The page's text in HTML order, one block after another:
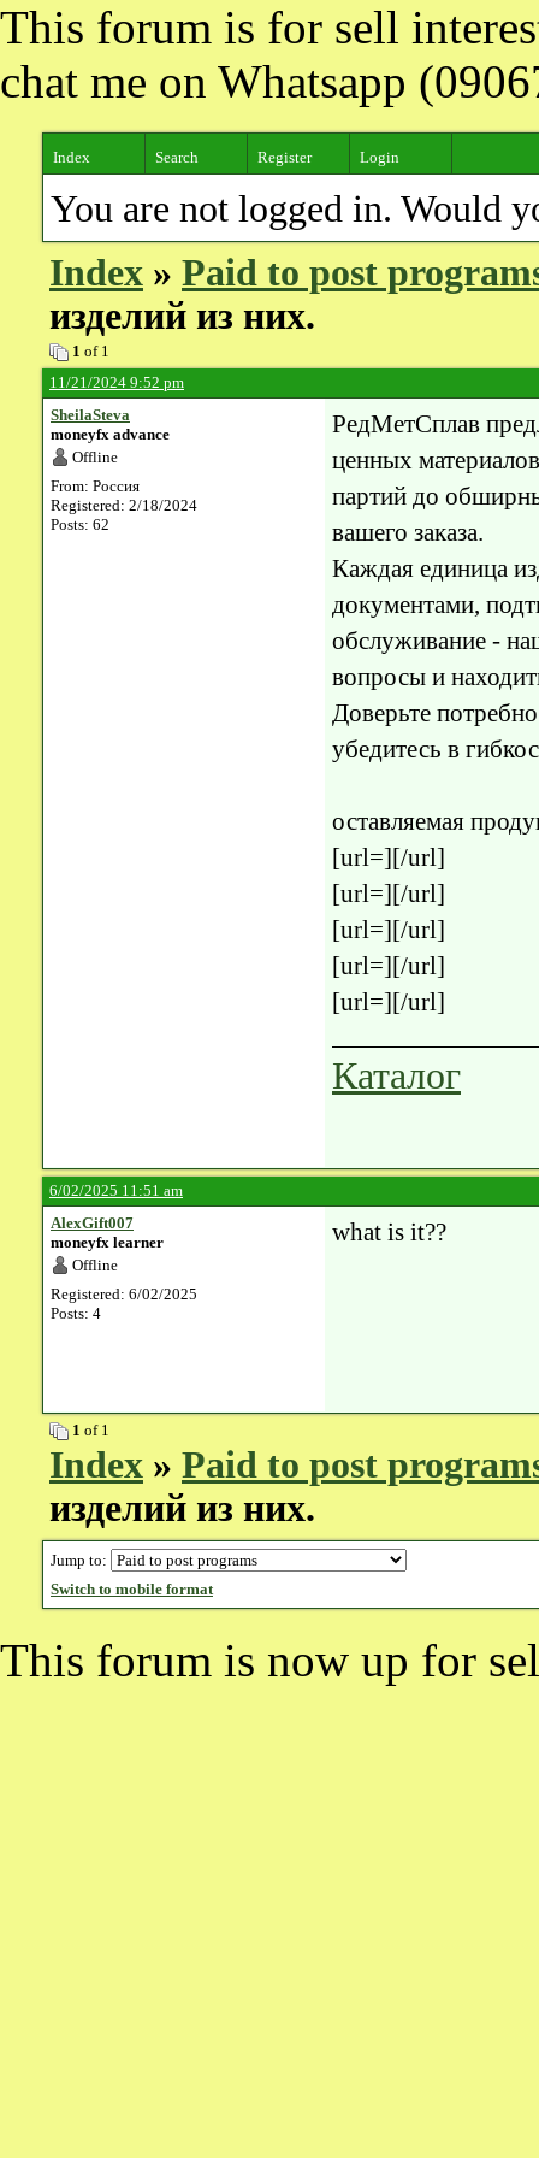
This forum is for sell
chat me on Whatsapp
Index Search Register Login
You are not logged in. Would
Index » Paid to post
изделий из них.
1 of 1
11/21/2024 9:52 pm
SheilaSteva
moneyfx advance
Offline
From: Россия
Registered: 2/18/2024
Posts: 62
РедМетСплав
ценных
партий до
вашего заказа.
Каждая единица
документами,
обслуживание -
вопросы и
Доверьте
убедитесь в
оставляемая
[url=][/url]
[url=][/url]
[url=][/url]
[url=][/url]
[url=][/url]
Каталог
6/02/2025 11:51 am
AlexGift007
moneyfx learner
Offline
Registered: 6/02/2025
Posts: 4
what is it??
1 of 1
Index » Paid to post
изделий из них.
Jump to:
Switch to mobile format
This forum is now up for